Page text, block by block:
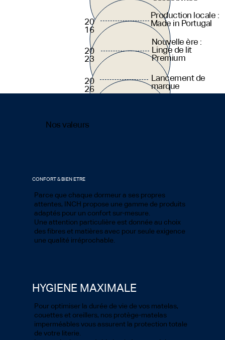
20
16
20
23
20
26
Production locale :
Made in Portugal
Nouvelle ère :
Linge de lit
Premium
Lancement de
marque
Nos valeurs
CONFORT & BIEN ETRE
Parce que chaque dormeur a ses propres
attentes, INCH propose une gamme de produits
adaptés pour un confort sur-mesure.
Une attention particulière est donnée au choix
des fibres et matières avec pour seule exigence
une qualité irréprochable.
HYGIENE MAXIMALE
Pour optimiser la durée de vie de vos matelas,
couettes et oreillers, nos protège-matelas
imperméables vous assurent la protection totale
de votre literie.